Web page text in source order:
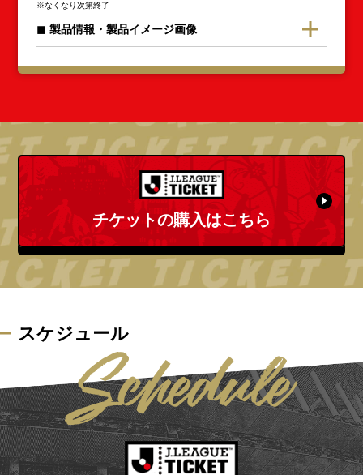
※なくなり次第終了
◼︎ 製品情報・製品イメージ画像
チケットの購入はこちら
スケジュール